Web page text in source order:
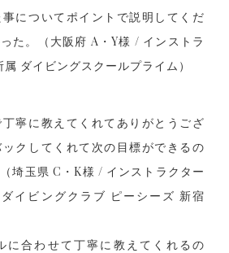
についてポイントで説明してくだ
た。（大阪府 A・Y様 / インストラ
ダイビングスクールプライム）
丁寧に教えてくれてありがとうござ
クしてくれて次の目標ができるの
埼玉県 C・K様 / インストラクター
イビングクラブ ピーシーズ 新宿
に合わせて丁寧に教えてくれるの